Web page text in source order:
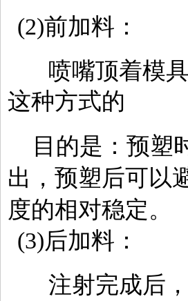
(2)前加料：
喷嘴顶着模具
这种方式的
目的是：预塑
出，预塑后可以
度的相对稳定。
(3)后加料：
注射完成后，